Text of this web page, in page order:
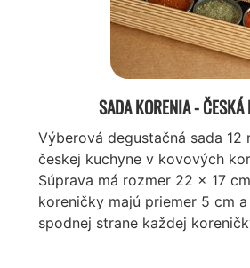
SADA KORENIA -
Výberová degustačná sada 12
českej kuchyne v kovových
Súprava má rozmer 22 x 17
koreničky majú priemer 5 cm
spodnej strane každej